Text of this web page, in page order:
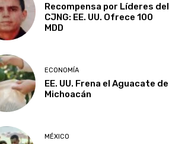
Recompensa por Líderes del
CJNG: EE. UU. Ofrece 100
MDD
ECONOMÍA
EE. UU. Frena el Aguacate de
Michoacán
MÉXICO